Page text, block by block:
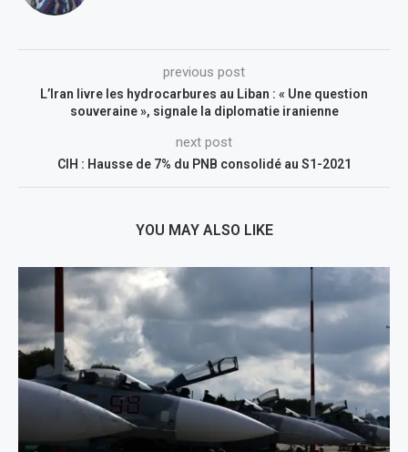
previous post
L’Iran livre les hydrocarbures au Liban : « Une question
souveraine », signale la diplomatie iranienne
next post
CIH : Hausse de 7% du PNB consolidé au S1-2021
YOU MAY ALSO LIKE